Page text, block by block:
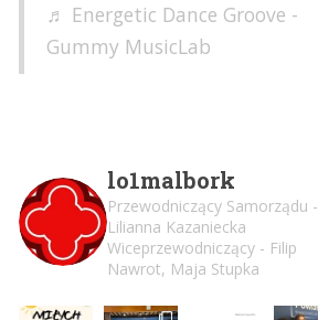
♬ Energetic Dance Groove -
Gummy MusicLab
lo1malbork
Przewodniczący Samorządu -
Lilianna Kazaniecka
Wiceprzewodniczący - Filip
Nawrot, Maja Stupka